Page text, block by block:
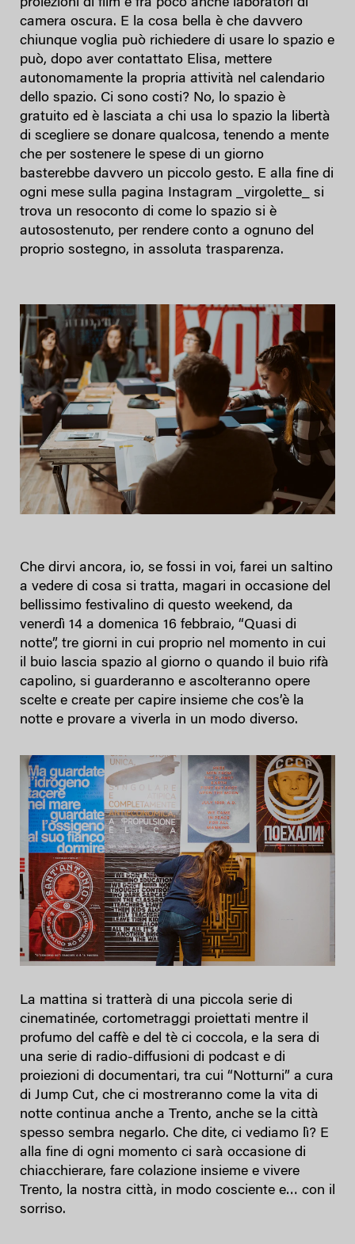
proiezioni di film e fra poco anche laboratori di
camera oscura. E la cosa bella è che davvero
chiunque voglia può richiedere di usare lo spazio e
può, dopo aver contattato Elisa, mettere
autonomamente la propria attività nel calendario
dello spazio. Ci sono costi? No, lo spazio è
gratuito ed è lasciata a chi usa lo spazio la libertà
di scegliere se donare qualcosa, tenendo a mente
che per sostenere le spese di un giorno
basterebbe davvero un piccolo gesto. E alla fine di
ogni mese sulla pagina Instagram _virgolette_ si
trova un resoconto di come lo spazio si è
autosostenuto, per rendere conto a ognuno del
proprio sostegno, in assoluta trasparenza.
Che dirvi ancora, io, se fossi in voi, farei un saltino
a vedere di cosa si tratta, magari in occasione del
bellissimo festivalino di questo weekend, da
venerdì 14 a domenica 16 febbraio, “Quasi di
notte”, tre giorni in cui proprio nel momento in cui
il buio lascia spazio al giorno o quando il buio rifà
capolino, si guarderanno e ascolteranno opere
scelte e create per capire insieme che cos’è la
notte e provare a viverla in un modo diverso.
La mattina si tratterà di una piccola serie di
cinematinée, cortometraggi proiettati mentre il
profumo del caffè e del tè ci coccola, e la sera di
una serie di radio-diffusioni di podcast e di
proiezioni di documentari, tra cui “Notturni” a cura
di Jump Cut, che ci mostreranno come la vita di
notte continua anche a Trento, anche se la città
spesso sembra negarlo. Che dite, ci vediamo lì? E
alla fine di ogni momento ci sarà occasione di
chiacchierare, fare colazione insieme e vivere
Trento, la nostra città, in modo cosciente e… con il
sorriso.